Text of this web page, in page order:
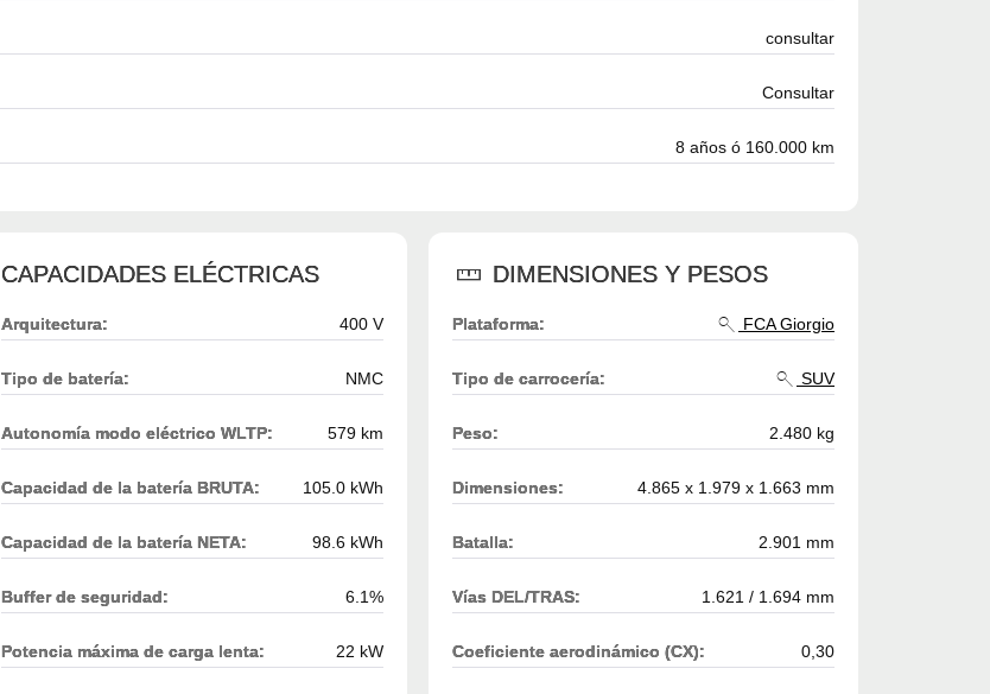
consultar
Consultar
8 años ó 160.000 km
CAPACIDADES ELÉCTRICAS
Arquitectura: 400 V
Tipo de batería: NMC
Autonomía modo eléctrico WLTP: 579 km
Capacidad de la batería BRUTA: 105.0 kWh
Capacidad de la batería NETA: 98.6 kWh
Buffer de seguridad: 6.1%
Potencia máxima de carga lenta: 22 kW
DIMENSIONES Y PESOS
Plataforma: FCA Giorgio
Tipo de carrocería: SUV
Peso: 2.480 kg
Dimensiones: 4.865 x 1.979 x 1.663 mm
Batalla: 2.901 mm
Vías DEL/TRAS: 1.621 / 1.694 mm
Coeficiente aerodinámico (CX): 0,30